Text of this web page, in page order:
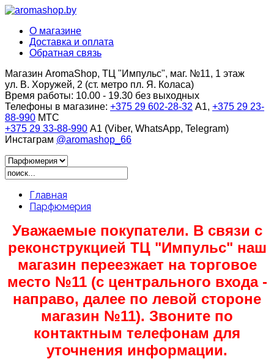
О магазине
Доставка и оплата
Обратная связь
Магазин AromaShop, ТЦ "Импульс", маг. №11, 1 этаж
ул. В. Хоружей, 2 (ст. метро пл. Я. Коласа)
Время работы: 10.00 - 19.30 без выходных
Телефоны в магазине: +375 29 602-28-32 A1, +375 29 23-
88-990 МТС
+375 29 33-88-990 A1 (Viber, WhatsApp, Telegram)
Инстаграм @aromashop_66
Главная
Парфюмерия
Уважаемые покупатели. В связи с
реконструкцией ТЦ "Импульс" наш
магазин переезжает на торговое
место №11 (с центрального входа -
направо, далее по левой стороне
магазин №11). Звоните по
контактным телефонам для
уточнения информации.